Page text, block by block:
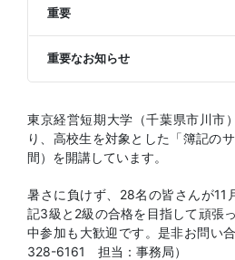
重要
重要なお知らせ
東京経営短期大学（千葉県市川市
り、高校生を対象とした「簿記の
間）を開講しています。
暑さに負けず、28名の皆さんが11
記3級と2級の合格を目指して頑張
中参加も大歓迎です。是非お問い
328-6161 担当：事務局）